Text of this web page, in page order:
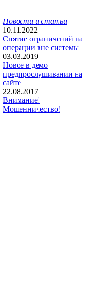
Новости и статьи
10.11.2022
Снятие ограничений на
операции вне системы
03.03.2019
Новое в демо
предпрослушивании на
сайте
22.08.2017
Внимание!
Мошенничество!